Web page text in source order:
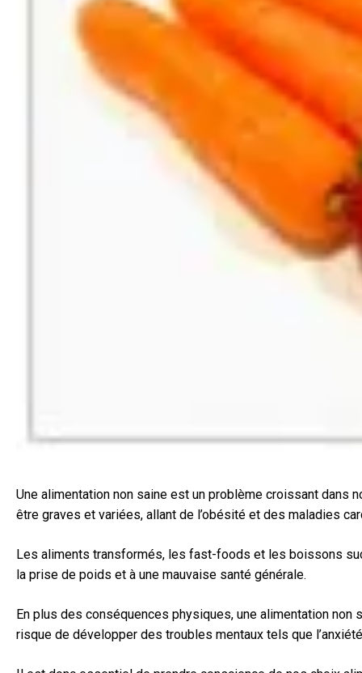
Une alimentation non saine est un problème croissant dans
être graves et variées, allant de l’obésité et des maladies
Les aliments transformés, les fast-foods et les boissons
la prise de poids et à une mauvaise santé générale.
En plus des conséquences physiques, une alimentation
risque de développer des troubles mentaux tels que